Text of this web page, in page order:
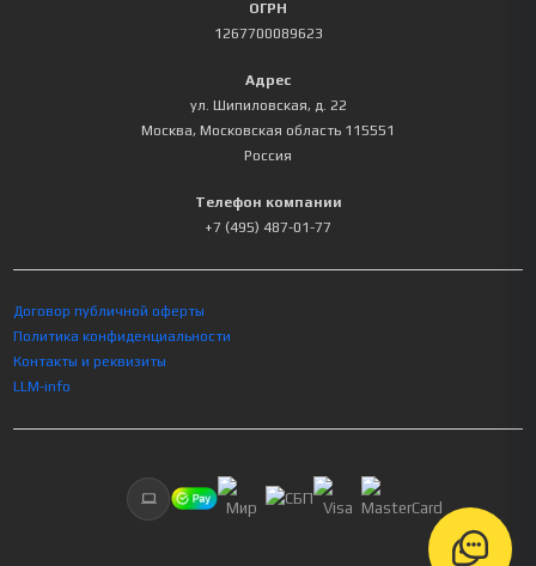
ОГРН
1267700089623
Адрес
ул. Шипиловская, д. 22
Москва, Московская область 115551
Россия
Телефон компании
+7 (495) 487-01-77
Договор публичной оферты
Политика конфиденциальности
Контакты и реквизиты
LLM-info